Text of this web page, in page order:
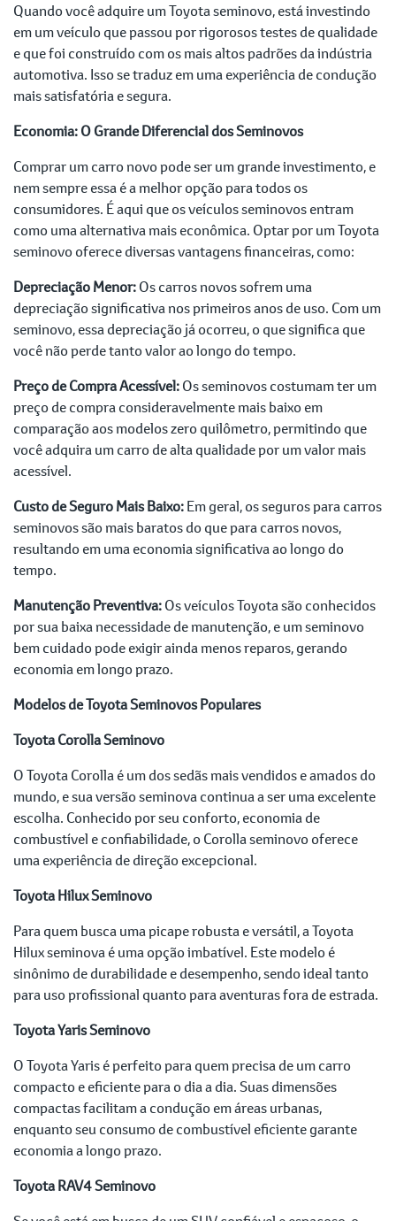
Quando você adquire um Toyota seminovo, está investindo
em um veículo que passou por rigorosos testes de qualidade
e que foi construído com os mais altos padrões da indústria
automotiva. Isso se traduz em uma experiência de condução
mais satisfatória e segura.
Economia: O Grande Diferencial dos Seminovos
Comprar um carro novo pode ser um grande investimento, e
nem sempre essa é a melhor opção para todos os
consumidores. É aqui que os veículos seminovos entram
como uma alternativa mais econômica. Optar por um Toyota
seminovo oferece diversas vantagens financeiras, como:
Depreciação Menor:Os carros novos sofrem uma
depreciação significativa nos primeiros anos de uso. Com um
seminovo, essa depreciação já ocorreu, o que significa que
você não perde tanto valor ao longo do tempo.
Preço de Compra Acessível:Os seminovos costumam ter um
preço de compra consideravelmente mais baixo em
comparação aos modelos zero quilômetro, permitindo que
você adquira um carro de alta qualidade por um valor mais
acessível.
Custo de Seguro Mais Baixo:Em geral, os seguros para carros
seminovos são mais baratos do que para carros novos,
resultando em uma economia significativa ao longo do
tempo.
Manutenção Preventiva:Os veículos Toyota são conhecidos
por sua baixa necessidade de manutenção, e um seminovo
bem cuidado pode exigir ainda menos reparos, gerando
economia em longo prazo.
Modelos de Toyota Seminovos Populares
Toyota Corolla Seminovo
O Toyota Corolla é um dos sedãs mais vendidos e amados do
mundo, e sua versão seminova continua a ser uma excelente
escolha. Conhecido por seu conforto, economia de
combustível e confiabilidade, o Corolla seminovo oferece
uma experiência de direção excepcional.
Toyota Hilux Seminovo
Para quem busca uma picape robusta e versátil, a Toyota
Hilux seminova é uma opção imbatível. Este modelo é
sinônimo de durabilidade e desempenho, sendo ideal tanto
para uso profissional quanto para aventuras fora de estrada.
Toyota Yaris Seminovo
O Toyota Yaris é perfeito para quem precisa de um carro
compacto e eficiente para o dia a dia. Suas dimensões
compactas facilitam a condução em áreas urbanas,
enquanto seu consumo de combustível eficiente garante
economia a longo prazo.
Toyota RAV4 Seminovo